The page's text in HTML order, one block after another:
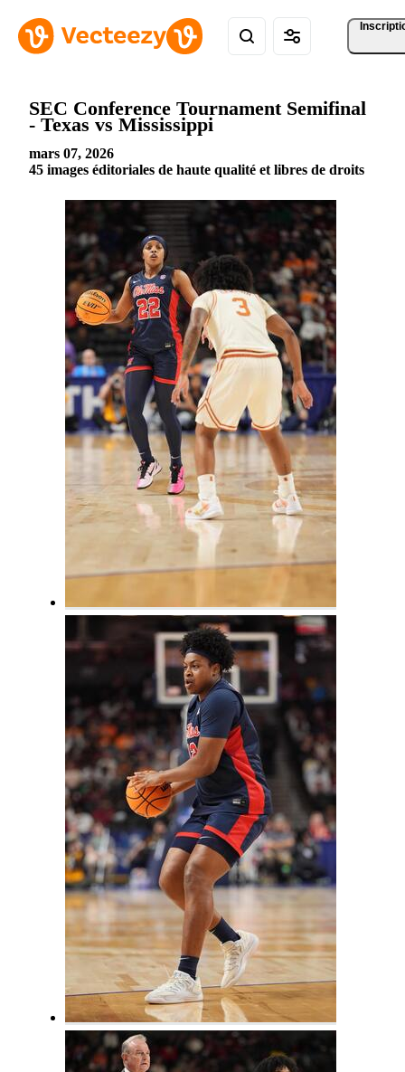
SEC Conference Tournament Semifinal
- Texas vs Mississippi
mars 07, 2026
45 images éditoriales de haute qualité et libres de droits